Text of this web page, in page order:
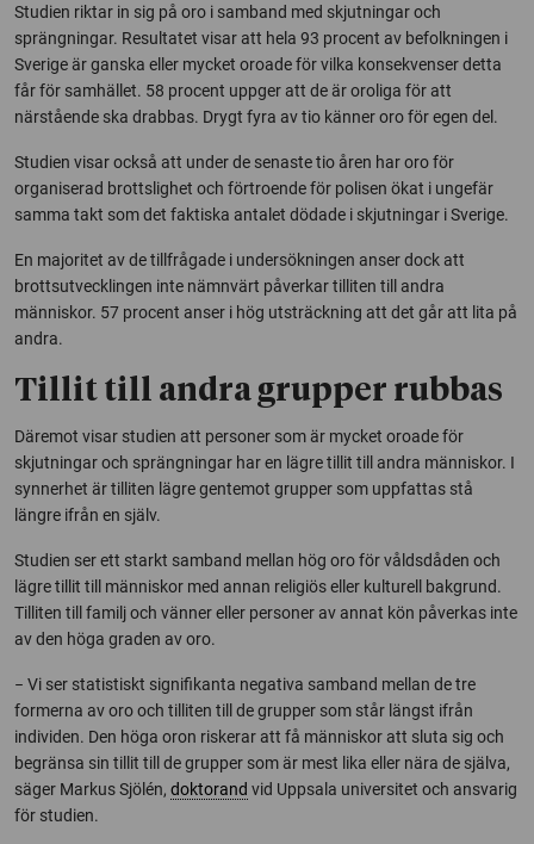
Studien riktar in sig på oro i samband med skjutningar och
sprängningar. Resultatet visar att hela 93 procent av befolkningen i
Sverige är ganska eller mycket oroade för vilka konsekvenser detta
får för samhället. 58 procent uppger att de är oroliga för att
närstående ska drabbas. Drygt fyra av tio känner oro för egen del.
Studien visar också att under de senaste tio åren har oro för
organiserad brottslighet och förtroende för polisen ökat i ungefär
samma takt som det faktiska antalet dödade i skjutningar i Sverige.
En majoritet av de tillfrågade i undersökningen anser dock att
brottsutvecklingen inte nämnvärt påverkar tilliten till andra
människor. 57 procent anser i hög utsträckning att det går att lita på
andra.
Tillit till andra grupper rubbas
Däremot visar studien att personer som är mycket oroade för
skjutningar och sprängningar har en lägre tillit till andra människor. I
synnerhet är tilliten lägre gentemot grupper som uppfattas stå
längre ifrån en själv.
Studien ser ett starkt samband mellan hög oro för våldsdåden och
lägre tillit till människor med annan religiös eller kulturell bakgrund.
Tilliten till familj och vänner eller personer av annat kön påverkas inte
av den höga graden av oro.
− Vi ser statistiskt signifikanta negativa samband mellan de tre
formerna av oro och tilliten till de grupper som står längst ifrån
individen. Den höga oron riskerar att få människor att sluta sig och
begränsa sin tillit till de grupper som är mest lika eller nära de själva,
säger Markus Sjölén, doktorand vid Uppsala universitet och ansvarig
för studien.